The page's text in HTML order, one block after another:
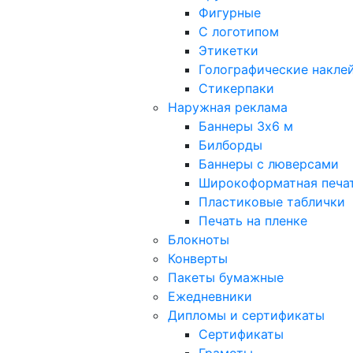
Фигурные
С логотипом
Этикетки
Голографические
Стикерпаки
Наружная реклама
Баннеры 3х6 м
Билборды
Баннеры с люверсами
Широкоформатная
Пластиковые таблички
Печать на пленке
Блокноты
Конверты
Пакеты бумажные
Ежедневники
Дипломы и сертификаты
Сертификаты